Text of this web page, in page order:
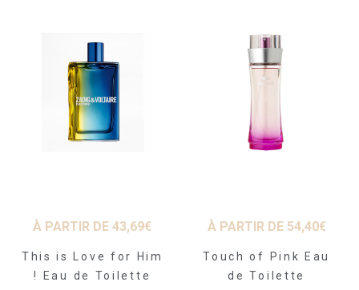
À PARTIR DE43,69€
This is Love for Him
! Eau de Toilette
À PARTIR DE 54,40€
Touch of Pink Eau
de Toilette